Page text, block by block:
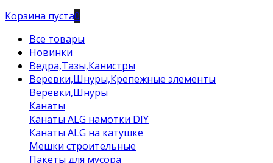
Корзина пуста0
Все товары
Новинки
Ведра,Тазы,Канистры
Веревки,Шнуры,Крепежные элементы
Веревки,Шнуры
Канаты
Канаты ALG намотки DIY
Канаты ALG на катушке
Мешки строительные
Пакеты для мусора